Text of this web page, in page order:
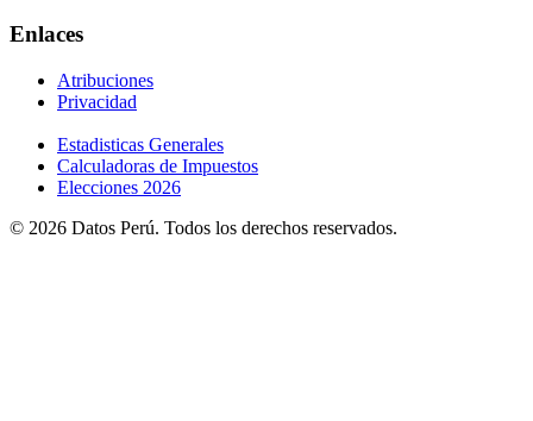
Enlaces
Atribuciones
Privacidad
Estadisticas Generales
Calculadoras de Impuestos
Elecciones 2026
© 2026 Datos Perú. Todos los derechos reservados.